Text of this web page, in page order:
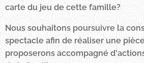
carte du jeu de cette famille?
Nous souhaitons poursuivre la
spectacle afin de réaliser une
proposerons accompagné